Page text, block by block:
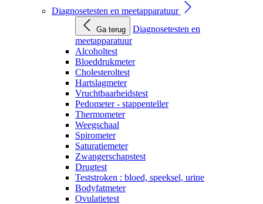
Diagnosetesten en meetapparatuur
Ga terug
Diagnosetesten en
meetapparatuur
Alcoholtest
Bloeddrukmeter
Cholesteroltest
Hartslagmeter
Vruchtbaarheidstest
Pedometer - stappenteller
Thermometer
Weegschaal
Spirometer
Saturatiemeter
Zwangerschapstest
Drugtest
Teststroken : bloed, speeksel, urine
Bodyfatmeter
Ovulatietest